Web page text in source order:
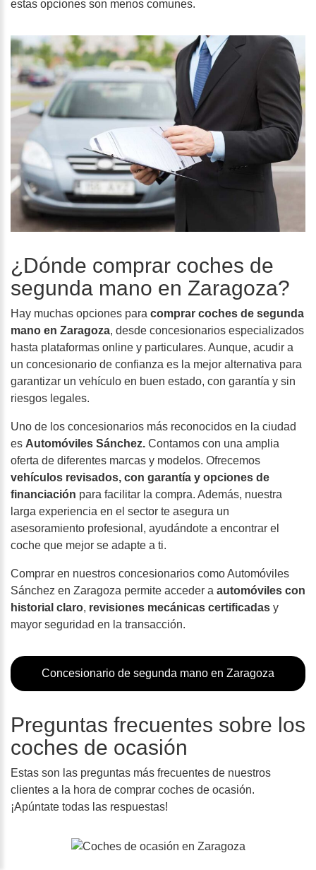
estas opciones son menos comunes.
¿Dónde comprar coches de
segunda mano en Zaragoza?
Hay muchas opciones para comprar coches de segunda
mano en Zaragoza, desde concesionarios especializados
hasta plataformas online y particulares. Aunque, acudir a
un concesionario de confianza es la mejor alternativa para
garantizar un vehículo en buen estado, con garantía y sin
riesgos legales.
Uno de los concesionarios más reconocidos en la ciudad
es Automóviles Sánchez. Contamos con una amplia
oferta de diferentes marcas y modelos. Ofrecemos
vehículos revisados, con garantía y opciones de
financiación para facilitar la compra. Además, nuestra
larga experiencia en el sector te asegura un
asesoramiento profesional, ayudándote a encontrar el
coche que mejor se adapte a ti.
Comprar en nuestros concesionarios como Automóviles
Sánchez en Zaragoza permite acceder a automóviles con
historial claro, revisiones mecánicas certificadas y
mayor seguridad en la transacción.
Concesionario de segunda mano en Zaragoza
Preguntas frecuentes sobre los
coches de ocasión
Estas son las preguntas más frecuentes de nuestros
clientes a la hora de comprar coches de ocasión.
¡Apúntate todas las respuestas!